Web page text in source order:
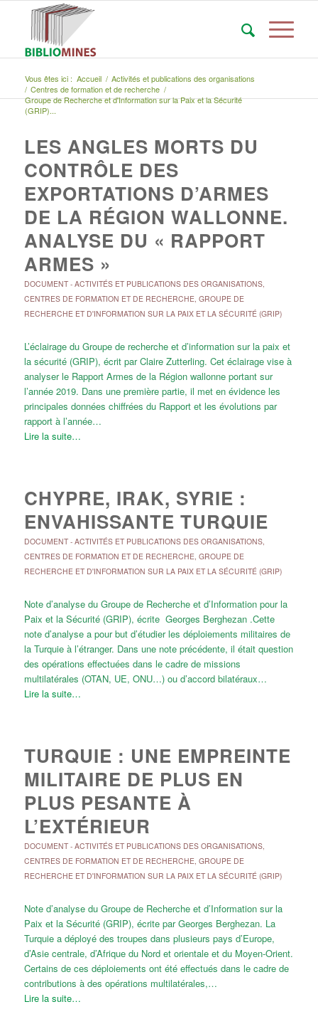
Vous êtes ici : Accueil / Activités et publications des organisations
/ Centres de formation et de recherche /
Groupe de Recherche et d'Information sur la Paix et la Sécurité
(GRIP)...
LES ANGLES MORTS DU
CONTRÔLE DES
EXPORTATIONS D’ARMES
DE LA RÉGION WALLONNE.
ANALYSE DU « RAPPORT
ARMES »
DOCUMENT- ACTIVITÉS ET PUBLICATIONS DES ORGANISATIONS,
CENTRES DE FORMATION ET DE RECHERCHE, GROUPE DE
RECHERCHE ET D'INFORMATION SUR LA PAIX ET LA SÉCURITÉ (GRIP)
L’éclairage du Groupe de recherche et d’information sur la paix et
la sécurité (GRIP), écrit par Claire Zutterling. Cet éclairage vise à
analyser le Rapport Armes de la Région wallonne portant sur
l’année 2019. Dans une première partie, il met en évidence les
principales données chiffrées du Rapport et les évolutions par
rapport à l’année…
Lire la suite…
CHYPRE, IRAK, SYRIE :
ENVAHISSANTE TURQUIE
DOCUMENT- ACTIVITÉS ET PUBLICATIONS DES ORGANISATIONS,
CENTRES DE FORMATION ET DE RECHERCHE, GROUPE DE
RECHERCHE ET D'INFORMATION SUR LA PAIX ET LA SÉCURITÉ (GRIP)
Note d’analyse du Groupe de Recherche et d’Information pour la
Paix et la Sécurité (GRIP), écrite Georges Berghezan .Cette
note d’analyse a pour but d’étudier les déploiements militaires de
la Turquie à l’étranger. Dans une note précédente, il était question
des opérations effectuées dans le cadre de missions
multilatérales (OTAN, UE, ONU…) ou d’accord bilatéraux…
Lire la suite…
TURQUIE : UNE EMPREINTE
MILITAIRE DE PLUS EN
PLUS PESANTE À
L’EXTÉRIEUR
DOCUMENT- ACTIVITÉS ET PUBLICATIONS DES ORGANISATIONS,
CENTRES DE FORMATION ET DE RECHERCHE, GROUPE DE
RECHERCHE ET D'INFORMATION SUR LA PAIX ET LA SÉCURITÉ (GRIP)
Note d’analyse du Groupe de Recherche et d’Information sur la
Paix et la Sécurité (GRIP), écrite par Georges Berghezan. La
Turquie a déployé des troupes dans plusieurs pays d’Europe,
d’Asie centrale, d’Afrique du Nord et orientale et du Moyen-Orient.
Certains de ces déploiements ont été effectués dans le cadre de
contributions à des opérations multilatérales,…
Lire la suite…